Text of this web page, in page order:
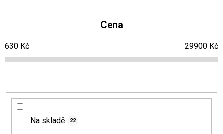
í
p
r
o
Cena
630 Kč 29900 Kč
Na skladě 22
p
r
o
d